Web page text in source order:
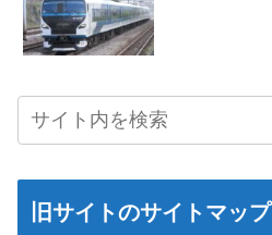
旧サイトのサイトマップ